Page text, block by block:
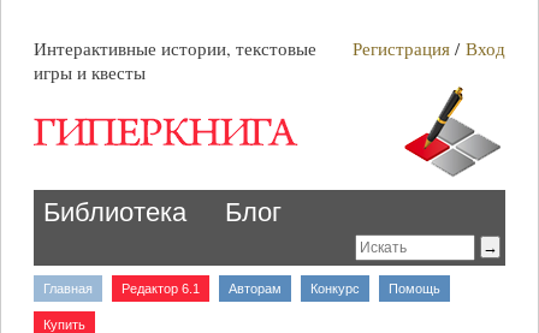
Интерактивные истории, текстовые
игры и квесты
Регистрация /Вход
Библиотека Блог
Главная Редактор 6.1 Авторам Конкурс Помощь
Купить